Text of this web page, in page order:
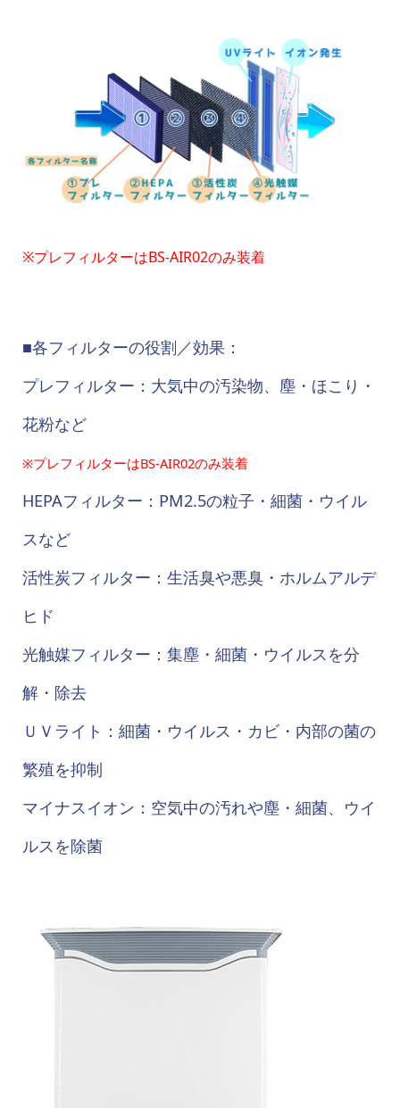
※プレフィルターはBS-AIR02のみ装着
■各フィルターの役割／効果：
プレフィルター：大気中の汚染物、塵・ほこり・
花粉など
※プレフィルターはBS-AIR02のみ装着
HEPAフィルター：PM2.5の粒子・細菌・ウイル
スなど
活性炭フィルター：生活臭や悪臭・ホルムアルデ
ヒド
光触媒フィルター：集塵・細菌・ウイルスを分
解・除去
ＵＶライト：細菌・ウイルス・カビ・内部の菌の
繁殖を抑制
マイナスイオン：空気中の汚れや塵・細菌、ウイ
ルスを除菌